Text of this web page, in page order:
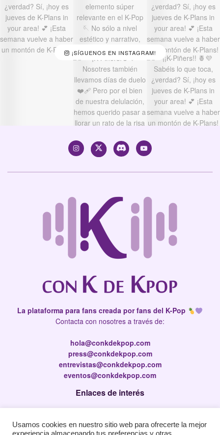
¡SÍGUENOS EN INSTAGRAM!
La plataforma para fans creada por fans del K-Pop
Contacta con nosotres a través de:
hola@conkdekpop.com
press@conkdekpop.com
entrevistas@conkdekpop.com
eventos@conkdekpop.com
Enlaces de interés
Política de privacidad
Usamos cookies en nuestro sitio web para ofrecerte la mejor